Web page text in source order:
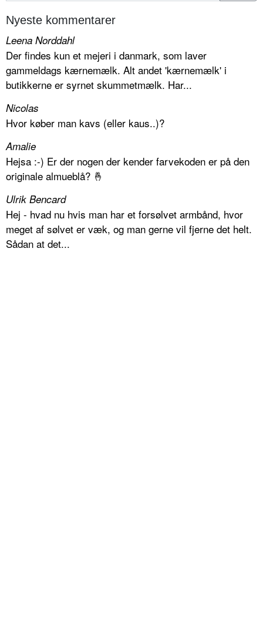
Nyeste kommentarer
Leena Norddahl
Der findes kun et mejeri i danmark, som laver
gammeldags kærnemælk. Alt andet 'kærnemælk' i
butikkerne er syrnet skummetmælk. Har...
Nicolas
Hvor køber man kavs (eller kaus..)?
Amalie
Hejsa :-) Er der nogen der kender farvekoden er på den
originale almueblå? 🤞
Ulrik Bencard
Hej - hvad nu hvis man har et forsølvet armbånd, hvor
meget af sølvet er væk, og man gerne vil fjerne det helt.
Sådan at det...